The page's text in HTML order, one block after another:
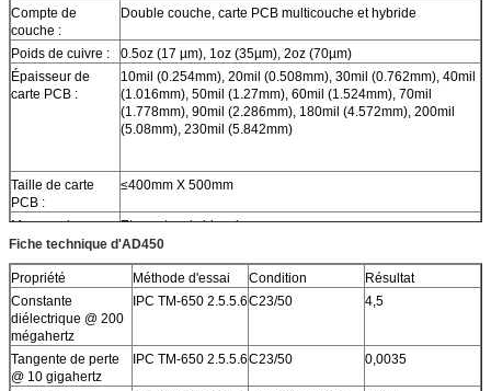
Compte de
couche :
Double couche, carte PCB multicouche et hybride
Poids de cuivre :
0.5oz (17 µm), 1oz (35µm), 2oz (70µm)
Épaisseur de
carte PCB :
10mil (0.254mm), 20mil (0.508mm), 30mil (0.762mm), 40mil
(1.016mm), 50mil (1.27mm), 60mil (1.524mm), 70mil
(1.778mm), 90mil (2.286mm), 180mil (4.572mm), 200mil
(5.08mm), 230mil (5.842mm)
Taille de carte
PCB :
≤400mm X 500mm
Masque de
soudure :
Etc. vert, noir, bleu, jaune, rouge.
Finition extérieure
:
Cuivre nu, HASL, ENIG, OSP etc….
Fiche technique d'AD450
Propriété Méthode d'essai Condition
Résultat
Constante
diélectrique @ 200
mégahertz
IPC TM-650 2.5.5.6C23/50 4,5
Tangente de perte
@ 10 gigahertz
IPC TM-650 2.5.5.6C23/50 0,0035